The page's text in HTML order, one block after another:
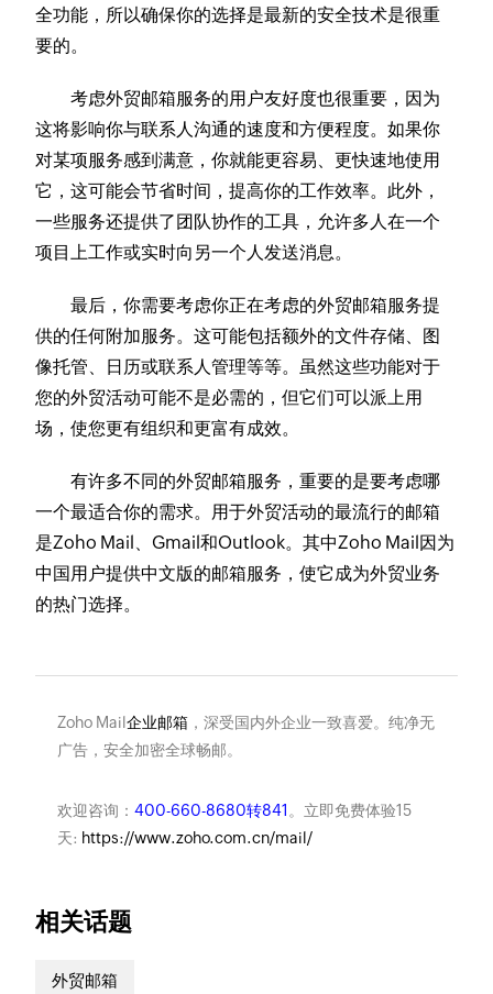
全功能，所以确保你的选择是最新的安全技术是很重
要的。
考虑外贸邮箱服务的用户友好度也很重要，因为
这将影响你与联系人沟通的速度和方便程度。如果你
对某项服务感到满意，你就能更容易、更快速地使用
它，这可能会节省时间，提高你的工作效率。此外，
一些服务还提供了团队协作的工具，允许多人在一个
项目上工作或实时向另一个人发送消息。
最后，你需要考虑你正在考虑的外贸邮箱服务提
供的任何附加服务。这可能包括额外的文件存储、图
像托管、日历或联系人管理等等。虽然这些功能对于
您的外贸活动可能不是必需的，但它们可以派上用
场，使您更有组织和更富有成效。
有许多不同的外贸邮箱服务，重要的是要考虑哪
一个最适合你的需求。用于外贸活动的最流行的邮箱
是Zoho Mail、Gmail和Outlook。其中Zoho Mail因为
中国用户提供中文版的邮箱服务，使它成为外贸业务
的热门选择。
Zoho Mail企业邮箱，深受国内外企业一致喜爱。纯净无
广告，安全加密全球畅邮。
欢迎咨询： 400-660-8680转841 。立即免费体验15
天: https://www.zoho.com.cn/mail/
相关话题
外贸邮箱